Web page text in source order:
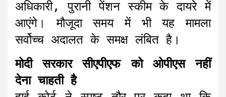
अधिकारी, पुरानी पेंशन स्कीम के दायरे में
आएंगे। मौजूदा समय में भी यह मामला
सर्वोच्च अदालत के समक्ष लंबित है।
मोदी सरकार सीएपीएफ को ओपीएस नहीं
देना चाहती है